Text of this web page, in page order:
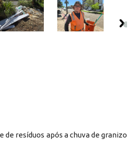
de resíduos após a chuva de granizo